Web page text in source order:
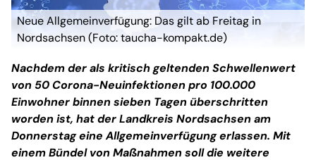
Neue Allgemeinverfügung: Das gilt ab Freitag in
Nordsachsen (Foto: taucha-kompakt.de)
Nachdem der als kritisch geltenden Schwellenwert
von 50 Corona-Neuinfektionen pro 100.000
Einwohner binnen sieben Tagen überschritten
worden ist, hat der Landkreis Nordsachsen am
Donnerstag eine Allgemeinverfügung erlassen. Mit
einem Bündel von Maßnahmen soll die weitere